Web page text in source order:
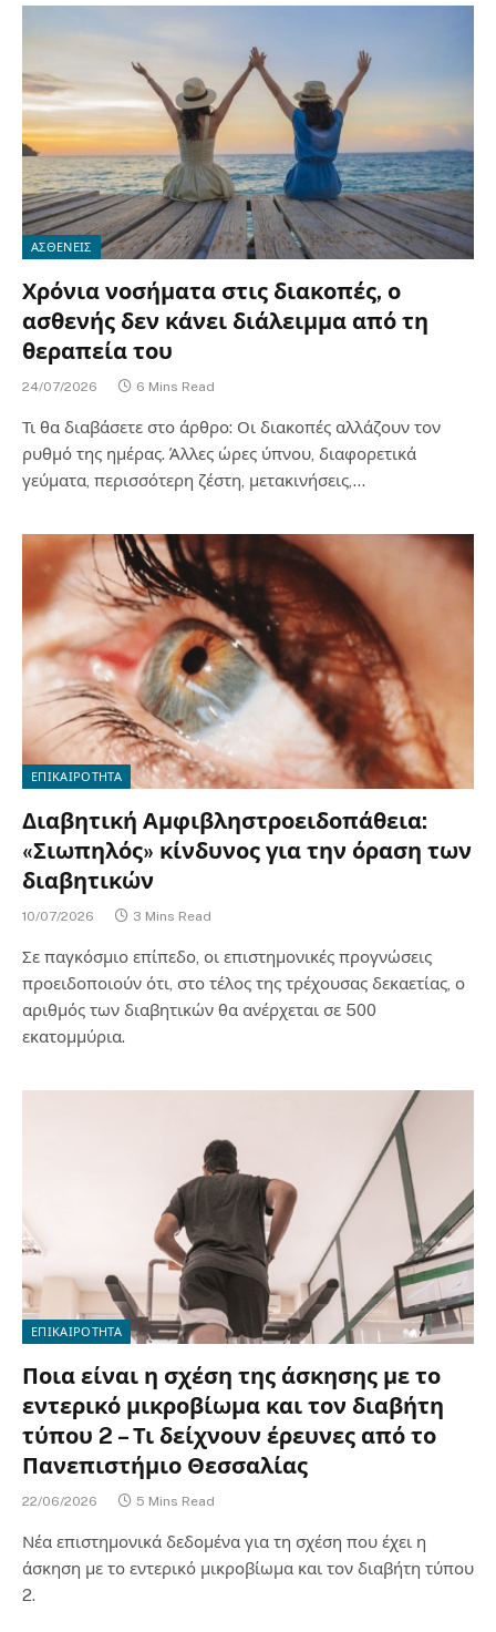
ΑΣΘΕΝΕΙΣ
Χρόνια νοσήματα στις διακοπές, ο
ασθενής δεν κάνει διάλειμμα από τη
θεραπεία του
24/07/2026 6 Mins Read
Τι θα διαβάσετε στο άρθρο: Οι διακοπές αλλάζουν τον
ρυθμό της ημέρας. Άλλες ώρες ύπνου, διαφορετικά
γεύματα, περισσότερη ζέστη, μετακινήσεις,…
ΕΠΙΚΑΙΡΟΤΗΤΑ
Διαβητική Αμφιβληστροειδοπάθεια:
«Σιωπηλός» κίνδυνος για την όραση των
διαβητικών
10/07/2026 3 Mins Read
Σε παγκόσμιο επίπεδο, οι επιστημονικές προγνώσεις
προειδοποιούν ότι, στο τέλος της τρέχουσας δεκαετίας, ο
αριθμός των διαβητικών θα ανέρχεται σε 500
εκατομμύρια.
ΕΠΙΚΑΙΡΟΤΗΤΑ
Ποια είναι η σχέση της άσκησης με το
εντερικό μικροβίωμα και τον διαβήτη
τύπου 2 – Τι δείχνουν έρευνες από το
Πανεπιστήμιο Θεσσαλίας
22/06/2026 5 Mins Read
Νέα επιστημονικά δεδομένα για τη σχέση που έχει η
άσκηση με το εντερικό μικροβίωμα και τον διαβήτη τύπου
2.